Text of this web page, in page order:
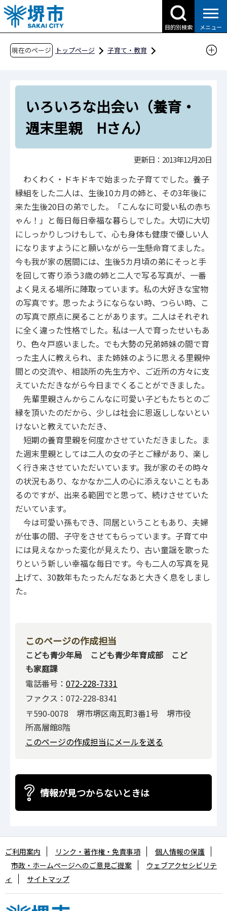
こ
の
ペ
目的別検索 メニュー
現在のページ トップページ
子育て・教育
社会的養護の取組（里親など）
知ってほしい、里親のこと
里親家庭からのメッセージ
いろいろな出会い（養育・週末里親 Hさん）
いろいろな出会い（養育・
週末里親 Hさん）
更新日：2013年12月20日
わくわく・ドキドキで始まった子育てでした。養子
縁組をした二人は、生後10カ月の姉と、その3年後に
来た生後20日の弟でした。「こんなに可愛い私の赤ち
ゃん！」と毎日毎日幸福な暮らしでした。大切に大切
にしっかりしつけもして、心も身体も健康で優しい人
になりますようにと願いながら一生懸命育てました。
今も我が家の居間には、生後5カ月頃の弟にそっと手
を回して寄り添う3歳の姉と二人で写る写真が、一番
よく見える場所に陣取っています。私の大好きな宝物
の写真です。思ったようにならない時、つらい時、こ
の写真で原点に戻ることがあります。二人はそれぞれ
に全く違った性格でした。私は一人で育ったせいもあ
り、色々戸惑いました。でも大勢の兄弟姉妹の間で育
った主人に教えられ、また姉妹のように思える里親仲
間との交流や、相談所の先生方や、ご近所の方々に支
えていただきながら今日までくることができました。
先輩里親さんからこんなに可愛い子どもたちとのご
縁を頂いたのだから、少しは社会に恩返ししないとい
けないと教えていただき、
短期の養育里親を何度かさせていただきました。ま
た週末里親としては二人の女の子とご縁があり、楽し
く行き来させていただいています。我が家のその時々
の状況もあり、なかなか二人の心に添えないこともあ
るのですが、出来る範囲でと思って、続けさせていた
だいています。
今は可愛い孫もでき、同居ということもあり、夫婦
が仕事の間、子守をさせてもらっています。子育て中
には見えなかった変化が見えたり、古い童謡を歌った
りという新しい幸福な毎日です。今も二人の写真を見
上げて、30数年もたったんだなあと大きく息をしまし
た。
このページの作成担当
こども青少年局 こども青少年育成部 こど
も家庭課
電話番号： 072-228-7331
ファクス：072-228-8341
〒590-0078 堺市堺区南瓦町3番1号 堺市役
所高層館8階
このページの作成担当にメールを送る
情報が見つからないときは
ご利用案内 リンク・著作権・免責事項
個人情報の保護
市政・ホームページへのご意見ご提案
ウェブアクセシビリテ
ィ
サイトマップ